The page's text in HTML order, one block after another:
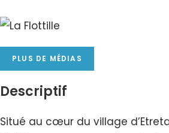
PLUS DE MÉDIAS
Descriptif
Situé au cœur du village